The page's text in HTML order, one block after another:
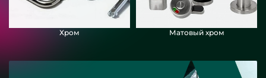
Хром Матовый хром